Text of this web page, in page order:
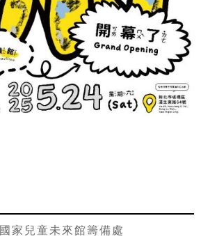
國家兒童未來館籌備處